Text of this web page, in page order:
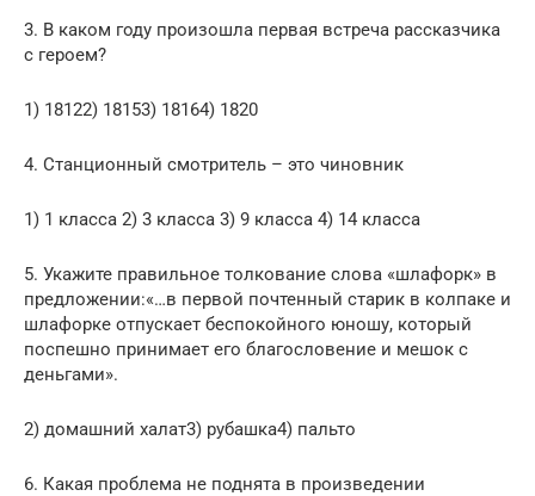
3. В каком году произошла первая встреча рассказчика
с героем?
1) 18122) 18153) 18164) 1820
4. Станционный смотритель – это чиновник
1) 1 класса 2) 3 класса 3) 9 класса 4) 14 класса
5. Укажите правильное толкование слова «шлафорк» в
предложении:«…в первой почтенный старик в колпаке и
шлафорке отпускает беспокойного юношу, который
поспешно принимает его благословение и мешок с
деньгами».
2) домашний халат3) рубашка4) пальто
6. Какая проблема не поднята в произведении